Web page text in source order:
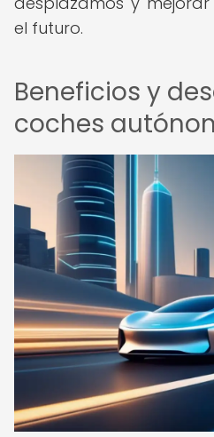
el futuro.
Beneficios y
coches